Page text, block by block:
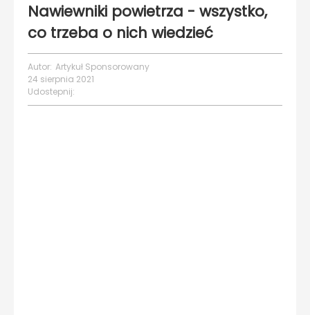
Nawiewniki powietrza - wszystko,
co trzeba o nich wiedzieć
Autor: Artykuł Sponsorowany
24 sierpnia 2021
Udostepnij: